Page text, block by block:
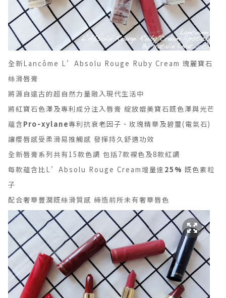
全新Lancôme L’Absolu Rouge Ruby Cream 瑰麗寶石
絲滑唇膏
將源自遠古的超自然力量融入現代生活中
將紅寶石色澤及專利成分注入唇膏 綻放媲美寶石既色澤與光芒
蘊含Pro-xylane專利抗衰老因子、玫瑰精華及碧璽(電氣石)
讓櫻唇感受柔滑易推觸感 發揮持久舒適功效
全新唇膏系列共有15款色調 包括7款裸色及8款紅調
每款蘊含比L’Absolu Rouge Cream增量達 25% 既色素粒
子
配合奢華豐潤既絲滑質感 締造前所未有奢華唇色